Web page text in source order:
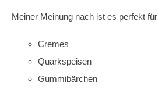
Meiner Meinung nach ist es perfekt für
Cremes
Quarkspeisen
Gummibärchen